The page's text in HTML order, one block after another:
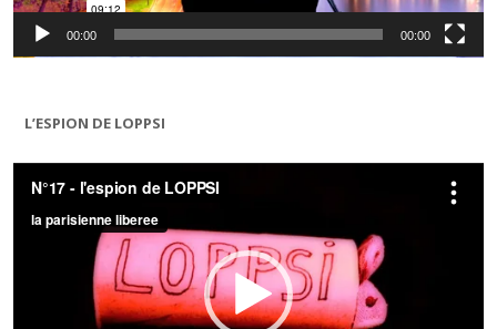
00:00 00:00
L’ESPION DE LOPPSI
Lecteur
vidéo